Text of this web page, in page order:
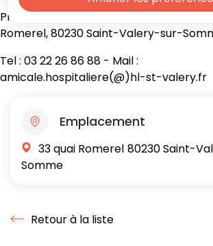
Présidente: Martine Vallois - Contact :
Romerel, 80230 Saint-Valery-sur-
Tel : 03 22 26 86 88 - Mail :
amicale.hospitaliere(@)hl-st-valery.fr
Emplacement
33 quai Romerel 80230 Saint-
Somme
Retour à la liste
Retour à la liste